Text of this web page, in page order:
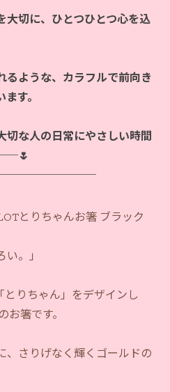
大切に、ひとつひとつ心を込
るような、カラフルで前向き
す。
な人の日常にやさしい時間
とりちゃんお箸 ブラック
い。」
りちゃん」をデザインし
お箸です。
、さりげなく輝くゴールドの